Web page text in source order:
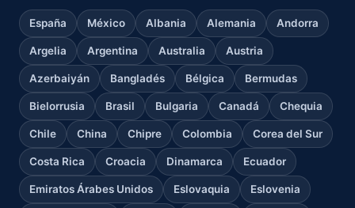
España México Albania Alemania Andorra
Argelia Argentina Australia Austria
Azerbaiyán Bangladés Bélgica Bermudas
Bielorrusia Brasil Bulgaria Canadá Chequia
Chile China Chipre Colombia Corea del Sur
Costa Rica Croacia Dinamarca Ecuador
Emiratos Árabes Unidos Eslovaquia Eslovenia